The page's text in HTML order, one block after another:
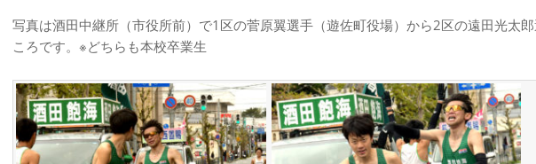
写真は酒田中継所（市役所前）で1区の菅原翼選手（遊佐町役場）から2区の遠田光太
ころです。※どちらも本校卒業生